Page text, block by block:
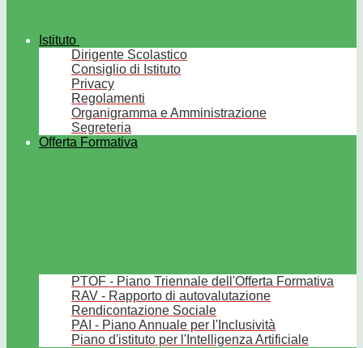
Istituto
Dirigente Scolastico
Consiglio di Istituto
Privacy
Regolamenti
Organigramma e Amministrazione
Segreteria
Offerta Formativa
PTOF - Piano Triennale dell'Offerta Formativa
RAV - Rapporto di autovalutazione
Rendicontazione Sociale
PAI - Piano Annuale per l'Inclusività
Piano d'istituto per l'Intelligenza Artificiale